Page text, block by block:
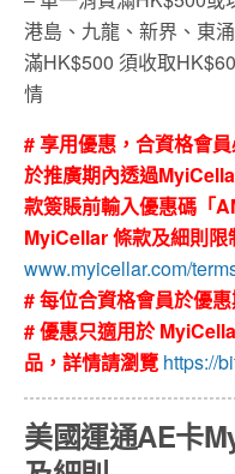
港島、九龍、新界、東
滿HK$500 須收取
情
# 享用優惠，合資格會
於推廣期內透過
款簽賬前輸入優惠碼「
MyiCellar 條款及細則限
www.myicellar.com/
# 每位合資格會員於優
# 優惠只適用於
品，詳情請瀏覽 https://
美國運通AE卡